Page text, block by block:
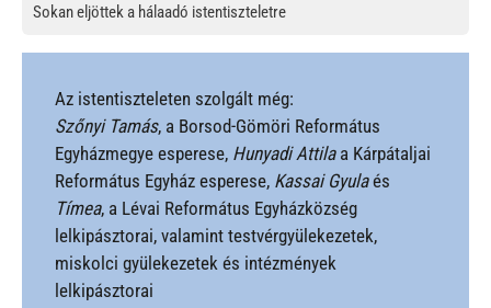
Sokan eljöttek a hálaadó istentiszteletre
Az istentiszteleten szolgált még:
Szőnyi Tamás, a Borsod-Gömöri Református
Egyházmegye esperese, Hunyadi Attilaa Kárpátaljai
Református Egyház esperese, Kassai Gyulaés
Tímea, a Lévai Református Egyházközség
lelkipásztorai, valamint testvérgyülekezetek,
miskolci gyülekezetek és intézmények
lelkipásztorai